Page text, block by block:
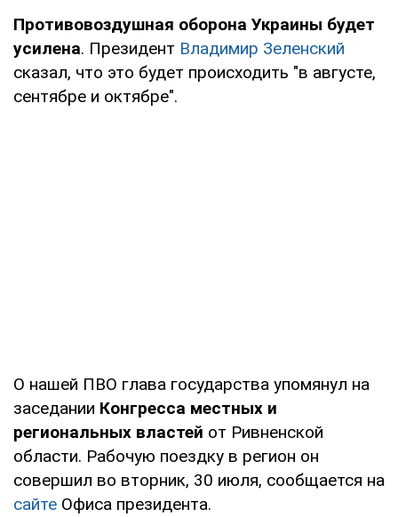
Противовоздушная оборона Украины будет
усилена. Президент Владимир Зеленский
сказал, что это будет происходить "в августе,
сентябре и октябре".
О нашей ПВО глава государства упомянул на
заседании Конгресса местных и
региональных властей от Ривненской
области. Рабочую поездку в регион он
совершил во вторник, 30 июля, сообщается на
сайте Офиса президента.